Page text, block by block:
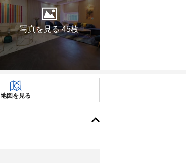
写真を見る 45枚
地図を見る